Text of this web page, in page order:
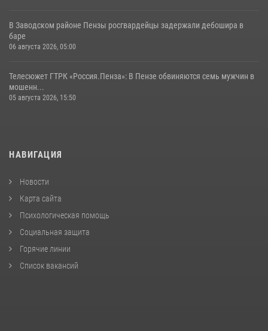
В Заводском районе Пензы росгвардейцы задержали дебошира в
баре
06 августа 2026, 05:00
Телесюжет ГТРК «Россия.Пенза»: В Пензе обвиняются семь мужчин в
мошенн...
05 августа 2026, 15:50
НАВИГАЦИЯ
Новости
Карта сайта
Психологическая помощь
Социальная защита
Горячие линии
Список вакансий